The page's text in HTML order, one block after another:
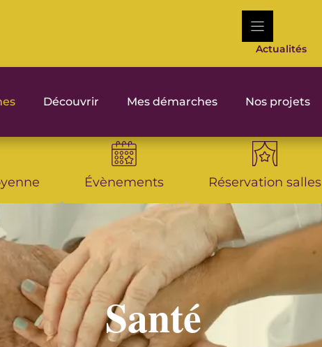
Actualités
Découvrir Mes démarches Nos projets
Évènements Réservation salles
Santé